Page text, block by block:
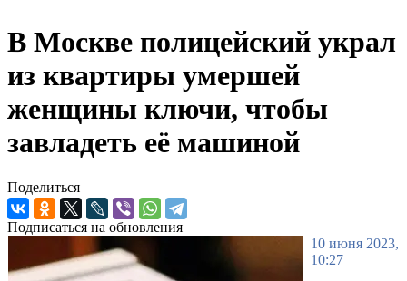
В Москве полицейский украл
из квартиры умершей
женщины ключи, чтобы
завладеть её машиной
Поделиться
Подписаться на обновления
10 июня 2023,
10:27